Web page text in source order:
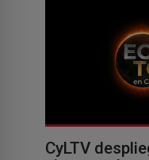
CyLTV